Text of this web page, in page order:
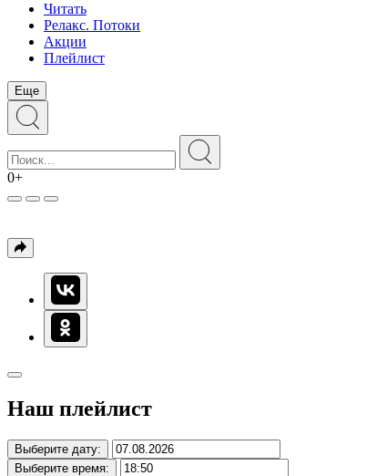
Читать
Релакс. Потоки
Акции
Плейлист
Еще
0+
Наш плейлист
Выберите дату:
Выберите время: